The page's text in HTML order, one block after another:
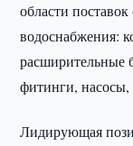
области
водоснабжения:
расширительные
фитинги, насосы,
Лидирующая